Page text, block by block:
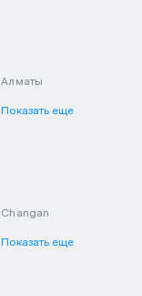
Алматы
Показать еще
Changan
Показать еще